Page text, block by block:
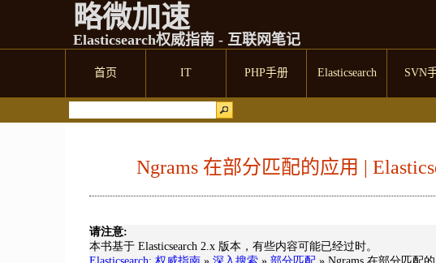
略微加速
Elasticsearch权威指南 - 互联网笔记
首页 IT PHP手册 Elasticsearch SVN
Ngrams 在部分匹配的应用 |
请注意:
本书基于 Elasticsearch 2.x 版本，有些内容可能已经过时。